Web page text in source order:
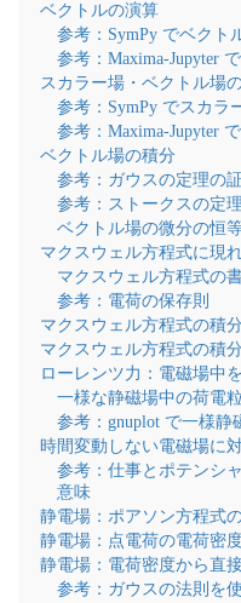
ベクトルの演算
参考：SymPy でベクト
参考：Maxima-Jupyter
スカラー場・ベクトル場
参考：SymPy でスカラ
参考：Maxima-Jupyter
ベクトル場の積分
参考：ガウスの定理の
参考：ストークスの定
ベクトル場の微分の恒
マクスウェル方程式に現
マクスウェル方程式の
参考：電荷の保存則
マクスウェル方程式の積
マクスウェル方程式の積
ローレンツ力：電磁場中
一様な静磁場中の荷電
参考：gnuplot で一様静
時間変動しない電磁場に
参考：仕事とポテンシ
意味
静電場：ポアソン方程式
静電場：点電荷の電荷密
静電場：電荷密度から直
参考：ガウスの法則を